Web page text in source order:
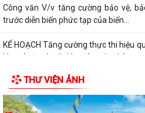
Công văn V/v tăng cường bảo vệ,
trước diễn biến phức tạp của biến...
KẾ HOẠCH Tăng cường thực thi hiệu
khuyết tật và các khuyến nghị phù...
QUYẾT ĐỊNH Cho thôi giữ chức danh
Bắc nhiệm kỳ 2026 - 2031
THƯ VIỆN ẢNH